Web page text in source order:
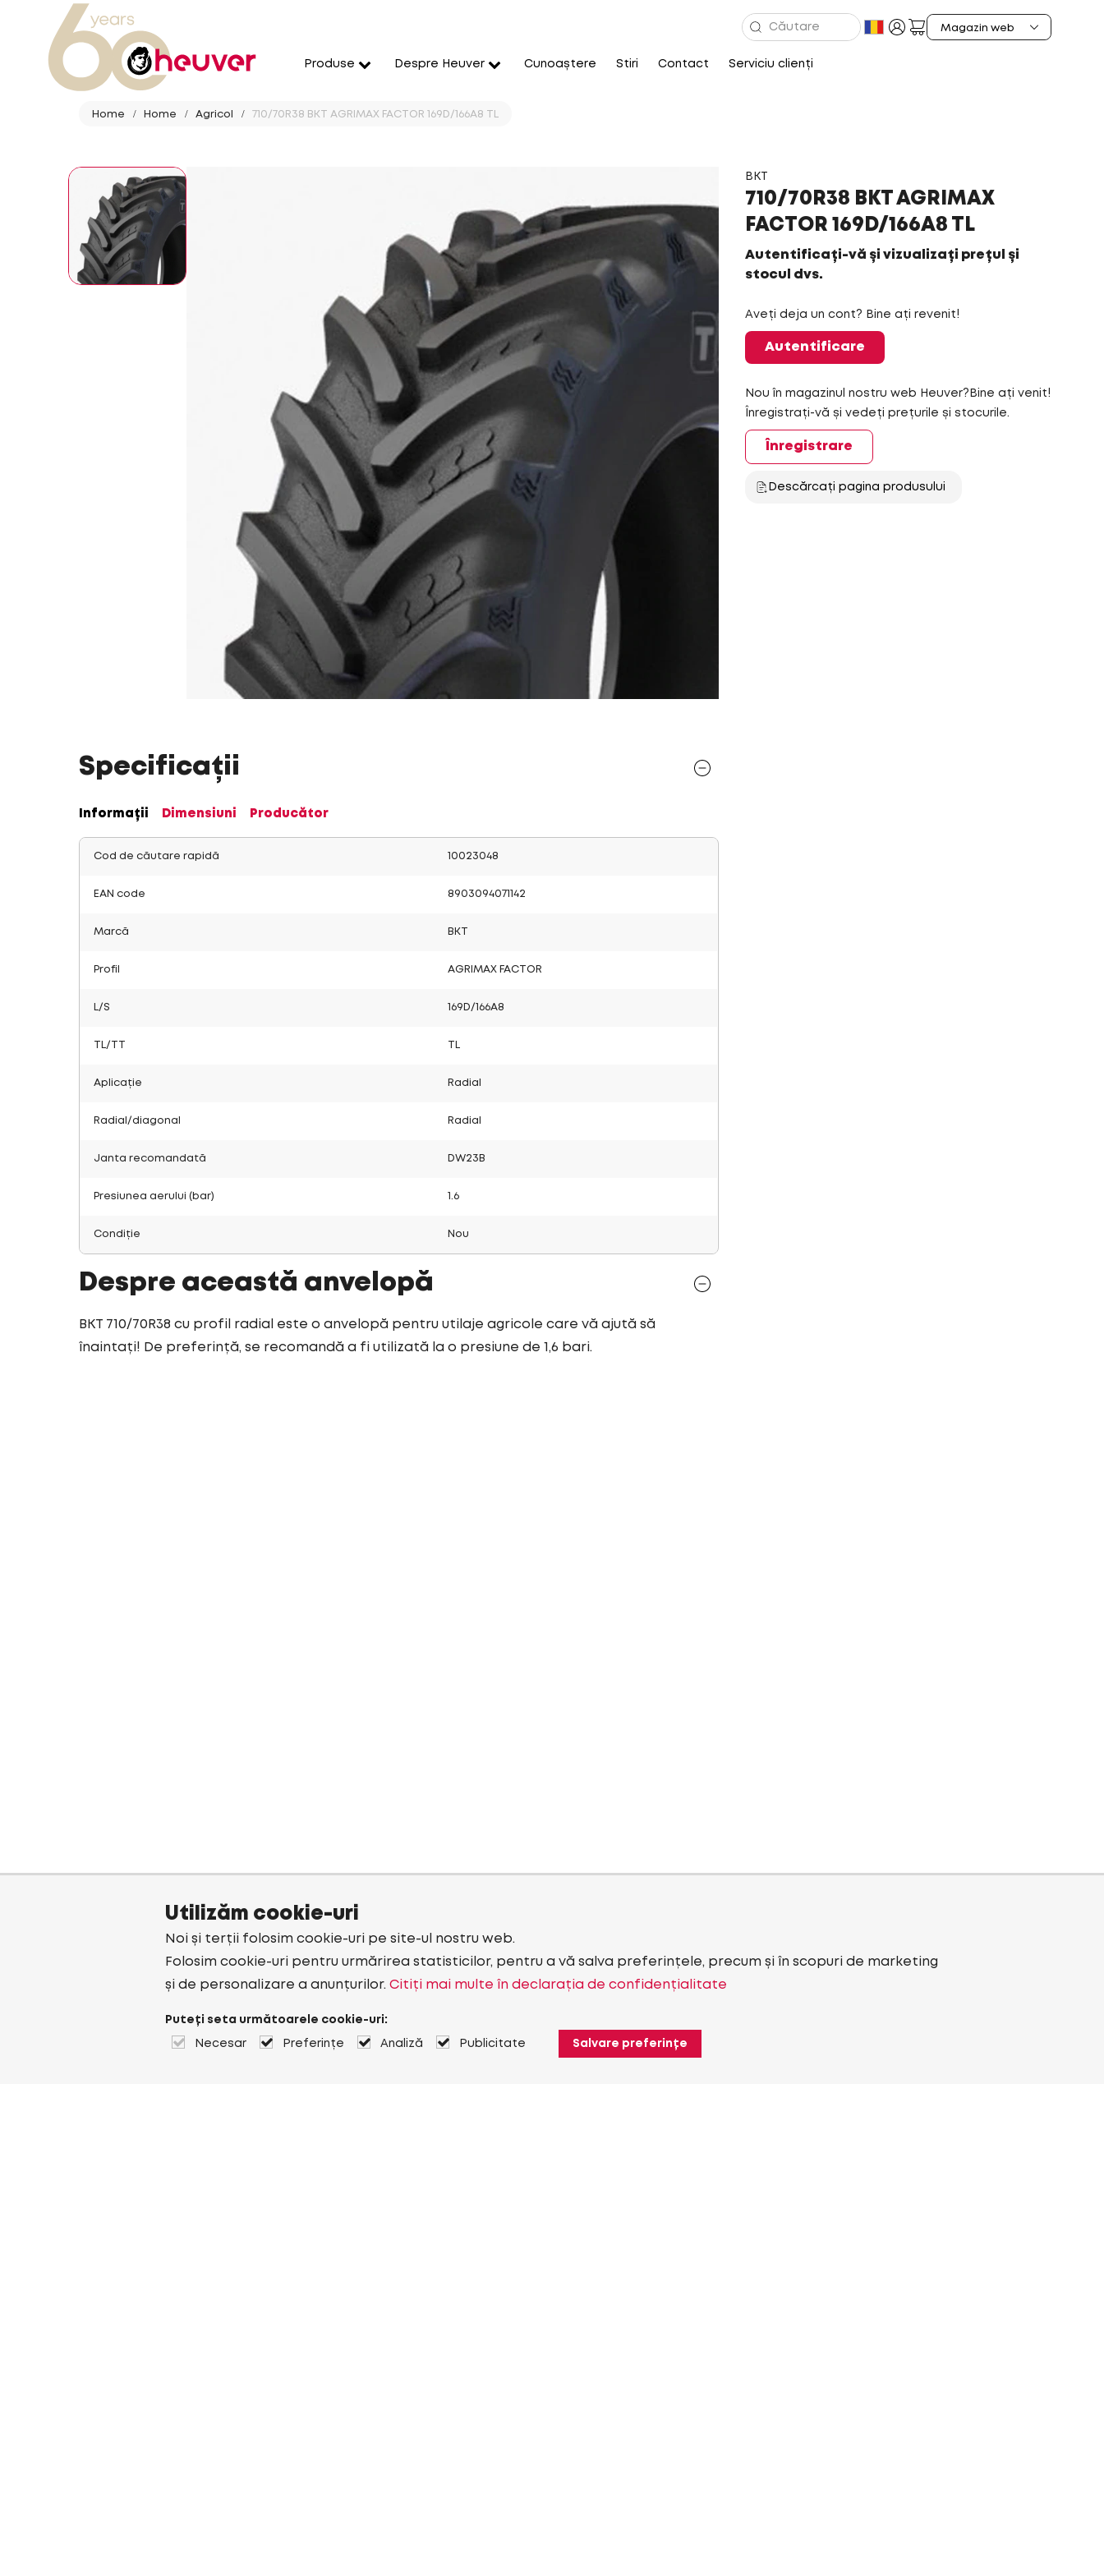
Produse Despre Heuver Cunoaștere Stiri Contact Serviciu clienți
Home Home Agricol 710/70R38 BKT AGRIMAX FACTOR 169D/166A8 TL
BKT
710/70R38 BKT AGRIMAX
FACTOR 169D/166A8 TL
Autentificați-vă și vizualizați prețul și
stocul dvs.
Aveți deja un cont? Bine ați revenit!
Autentificare
Nou în magazinul nostru web Heuver?Bine ați venit!
Înregistrați-vă și vedeți prețurile și stocurile.
Înregistrare
Descărcați pagina produsului
Specificații
Informații Dimensiuni Producător
Cod de căutare rapidă 10023048
EAN code 8903094071142
Marcă BKT
Profil AGRIMAX FACTOR
L/S 169D/166A8
TL/TT
Aplicație Radial
Radial/diagonal Radial
Janta recomandată DW23B
Presiunea aerului (bar) 1.6
Condiție Nou
Despre această anvelopă
BKT 710/70R38 cu profil radial este o anvelopă pentru utilaje agricole care vă ajută să
înaintați! De preferință, se recomandă a fi utilizată la o presiune de 1,6 bari.
Utilizăm cookie-uri
Noi și terții folosim cookie-uri pe site-ul nostru web.
Folosim cookie-uri pentru urmărirea statisticilor, pentru a vă salva preferințele, precum și în scopuri de marketing
și de personalizare a anunțurilor. Citiți mai multe în declarația de confidențialitate
Puteți seta următoarele cookie-uri:
Necesar Preferințe Analiză Publicitate Salvare preferințe